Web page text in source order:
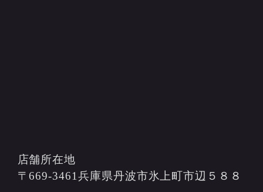
店舗所在地
〒669-3461兵庫県丹波市氷上町市辺５８８